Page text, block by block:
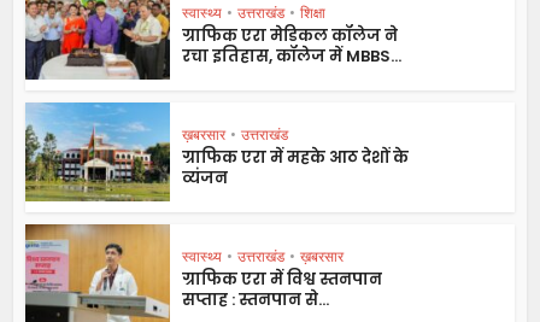
स्वास्थ्य • उत्तराखंड • शिक्षा
ग्राफिक एरा मेडिकल कॉलेज ने
रचा इतिहास, कॉलेज में MBBS...
ख़बरसार • उत्तराखंड
ग्राफिक एरा में महके आठ देशों के
व्यंजन
स्वास्थ्य • उत्तराखंड • ख़बरसार
ग्राफिक एरा में विश्व स्तनपान
सप्ताह : स्तनपान से...